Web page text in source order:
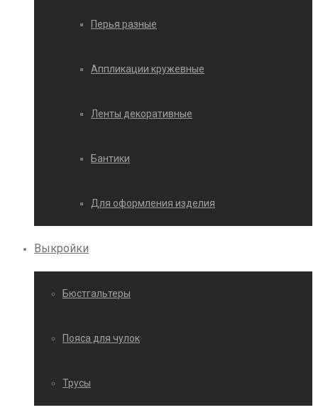
Перья разные
Аппликации кружевные
Ленты декоративные
Бантики
Для оформления изделия
Выкройки
Бюстгальтеры
Пояса для чулок
Трусы